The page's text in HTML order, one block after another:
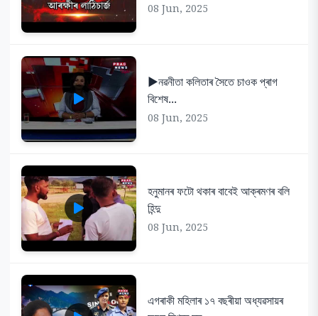
08 Jun, 2025
▶️নৱনীতা কলিতাৰ সৈতে চাওক প্ৰাগ
বিশেষ...
08 Jun, 2025
হনুমানৰ ফটো থকাৰ বাবেই আক্ৰমণৰ বলি
হিন্দু
08 Jun, 2025
এগৰাকী মহিলাৰ ১৭ বছৰীয়া অধ্যৱসায়ৰ